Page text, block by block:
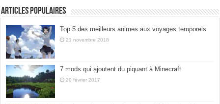
Articles populaires
Top 5 des meilleurs animes aux voyages temporels
21 novembre 2018
7 mods qui ajoutent du piquant à Minecraft
20 février 2017